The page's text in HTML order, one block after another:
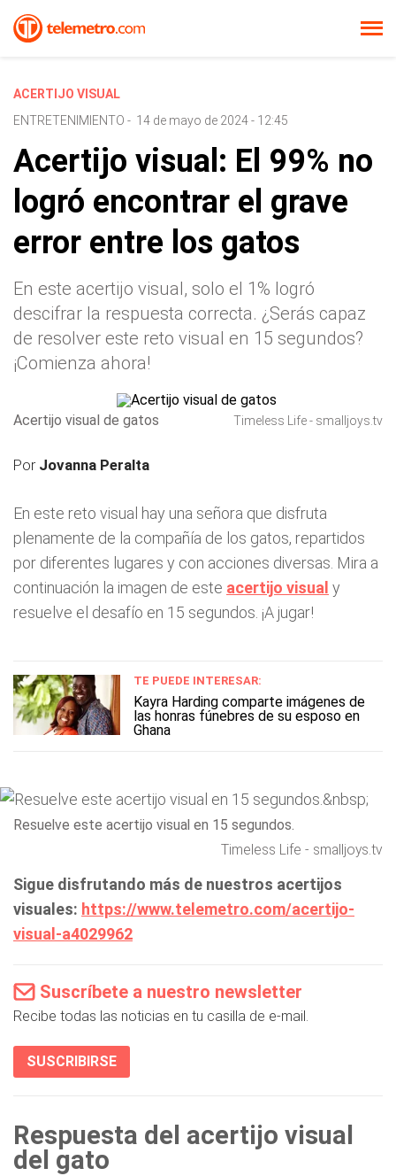
ACERTIJO VISUAL
ENTRETENIMIENTO - 14 de mayo de 2024 - 12:45
Acertijo visual: El 99% no
logró encontrar el grave
error entre los gatos
En este acertijo visual, solo el 1% logró
descifrar la respuesta correcta. ¿Serás capaz
de resolver este reto visual en 15 segundos?
¡Comienza ahora!
Acertijo visual de gatos Timeless Life - smalljoys.tv
Por Jovanna Peralta
En este reto visual hay una señora que disfruta
plenamente de la compañía de los gatos, repartidos
por diferentes lugares y con acciones diversas. Mira a
continuación la imagen de este acertijo visual y
resuelve el desafío en 15 segundos. ¡A jugar!
TE PUEDE INTERESAR:
Kayra Harding comparte imágenes de
las honras fúnebres de su esposo en
Ghana
Resuelve este acertijo visual en 15 segundos.
Timeless Life - smalljoys.tv
Sigue disfrutando más de nuestros acertijos
visuales: https://www.telemetro.com/acertijo-
visual-a4029962
Suscríbete a nuestro newsletter
Recibe todas las noticias en tu casilla de e-mail.
SUSCRIBIRSE
Respuesta del acertijo visual
del gato